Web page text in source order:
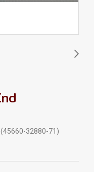
32880-71)